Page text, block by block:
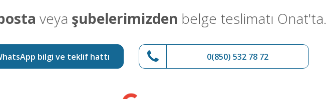
veya şubelerimizden belge teslimatı Onat'ta.
bilgi ve teklif hattı 0(850) 532 78 72